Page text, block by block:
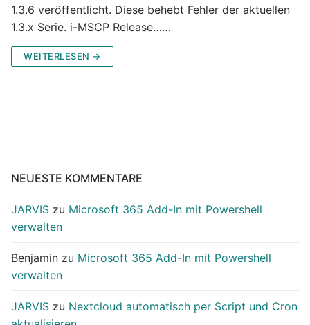
1.3.6 veröffentlicht. Diese behebt Fehler der aktuellen
1.3.x Serie. i-MSCP Release……
WEITERLESEN →
NEUESTE KOMMENTARE
JARVIS zu Microsoft 365 Add-In mit Powershell
verwalten
Benjamin zu Microsoft 365 Add-In mit Powershell
verwalten
JARVIS zu Nextcloud automatisch per Script und Cron